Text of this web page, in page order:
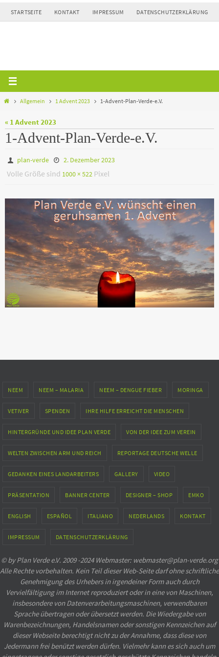
Zum
Inhalt
STARTSEITE KONTAKT IMPRESSUM DATENSCHUTZERKLÄRUNG
HomeAllgemein 1 Advent 2023 1-Advent-Plan-Verde-e.V.
« 1 Advent 2023
1-Advent-Plan-Verde-e.V.
plan-verde 2. Dezember 2023
Volle Größe sind 1000 × 522 Pixel
NEEM NEEM – MALARIA NEEM – DENGUE FIEBER MORINGA
VETIVER SPENDEN IHRE HILFE ERREICHT DIE MENSCHEN
HINTERGRÜNDE UND IDEE PLAN VERDE VON DER IDEE ZUM VEREIN
WELTEN ZWISCHEN ARM UND REICH REPORTAGE DEUTSCHE WELLE
GEDANKEN EINES LANDARBEITERS GALLERY VIDEO
PRÄSENTATION BANNER CENTER DESIGNER – SHOP EMKO
ENGLISH ESPAÑOL ITALIANO NEDERLANDS KONTAKT
IMPRESSUM DATENSCHUTZERKLÄRUNG
© by Plan Verde e.V. 2009 -2024 Webmaster: webmaster@plan-verde.org
Alle Rechte vorbehalten. Kein Teil dieser Web-Seite darf ohne schriftliche
Genehmigung des Urhebers in irgendeiner Form auch durch
Vervielfältigung im Internet reproduziert oder in eine von Maschinen,
insbesondere von Datenverarbeitungsmaschinen, verwendbaren
Sprache übertragen oder übersetzt werden. Die Wiedergabe von
Warenbezeichnungen, Handelsnamen oder sonstigen Kennzeichen auf
dieser Webseite berechtigt nicht zu der Annahme, dass diese von
Jedermann frei benützt werden dürfen. Vielmehr kann es sich auch um